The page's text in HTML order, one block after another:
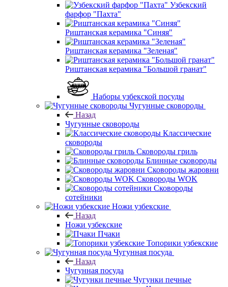
Узбекский
фарфор "Пахта"
Риштанская керамика "Синяя"
Риштанская керамика "Зеленая"
Риштанская керамика "Большой гранат"
Наборы узбекской посуды
Чугунные сковороды
Назад
Чугунные сковороды
Классические
сковороды
Сковороды гриль
Блинные сковороды
Сковороды жаровни
Сковороды WOK
Сковороды
сотейники
Ножи узбекские
Назад
Ножи узбекские
Пчаки
Топорики узбекские
Чугунная посуда
Назад
Чугунная посуда
Чугунки печные